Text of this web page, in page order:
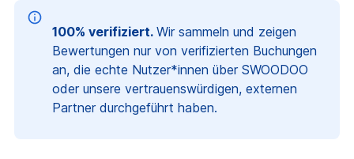
100% verifiziert. Wir sammeln und zeigen
Bewertungen nur von verifizierten Buchungen
an, die echte Nutzer*innen über SWOODOO
oder unsere vertrauenswürdigen, externen
Partner durchgeführt haben.